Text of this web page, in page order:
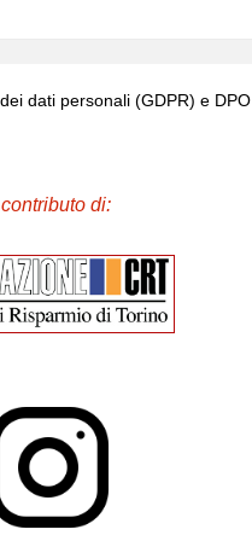
dati personali (GDPR) e DPO
di: